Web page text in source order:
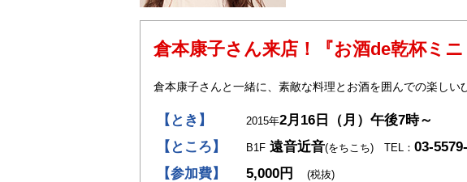
倉本康子さん来店！『お酒de乾杯ミニ
倉本康子さんと一緒に、素敵な料理とお酒を囲んでの楽しい
【とき】 2015年2月16日（月）午後7時～
【ところ】
B1F 遠音近音(をちこち) TEL： 03-
【参加費】
5,000円 (税抜)